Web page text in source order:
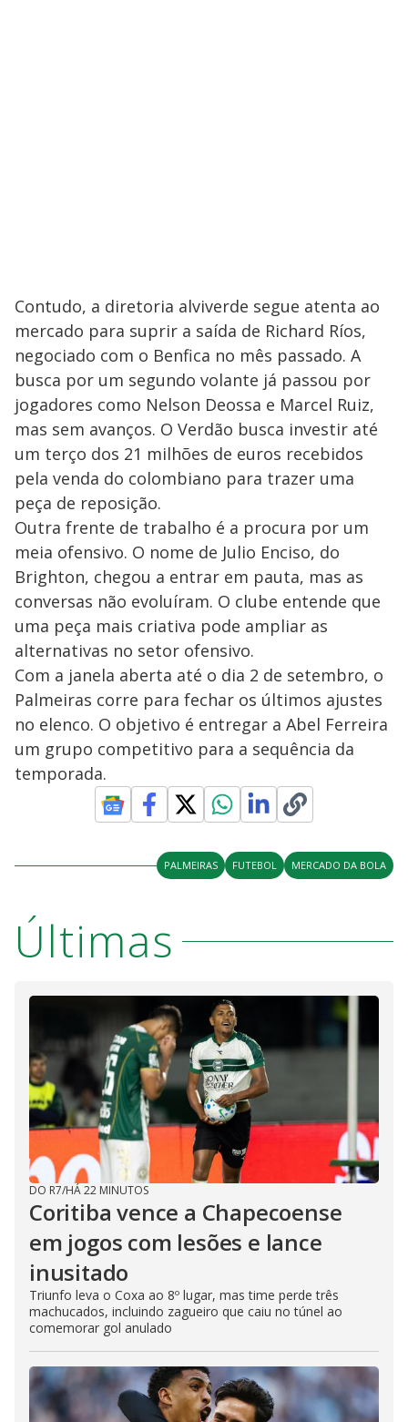
Contudo, a diretoria alviverde segue atenta ao
mercado para suprir a saída de Richard Ríos,
negociado com o Benfica no mês passado. A
busca por um segundo volante já passou por
jogadores como Nelson Deossa e Marcel Ruiz,
mas sem avanços. O Verdão busca investir até
um terço dos 21 milhões de euros recebidos
pela venda do colombiano para trazer uma
peça de reposição.
Outra frente de trabalho é a procura por um
meia ofensivo. O nome de Julio Enciso, do
Brighton, chegou a entrar em pauta, mas as
conversas não evoluíram. O clube entende que
uma peça mais criativa pode ampliar as
alternativas no setor ofensivo.
Com a janela aberta até o dia 2 de setembro, o
Palmeiras corre para fechar os últimos ajustes
no elenco. O objetivo é entregar a Abel Ferreira
um grupo competitivo para a sequência da
temporada.
PALMEIRAS FUTEBOL MERCADO DA BOLA
Últimas
DO R7/HÁ 22 MINUTOS
Coritiba vence a Chapecoense
em jogos com lesões e lance
inusitado
Triunfo leva o Coxa ao 8º lugar, mas time perde três
machucados, incluindo zagueiro que caiu no túnel ao
comemorar gol anulado